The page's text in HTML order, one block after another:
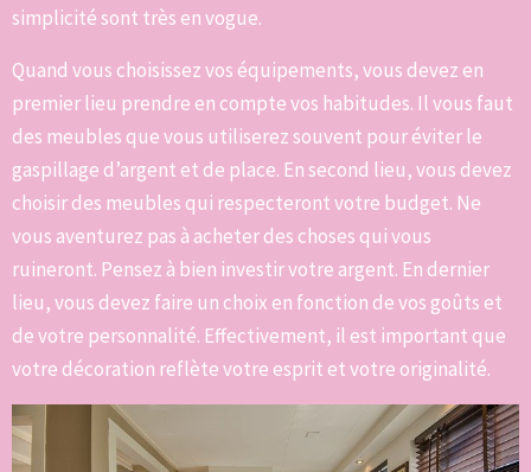
simplicité sont très en vogue.
Quand vous choisissez vos équipements, vous devez en
premier lieu prendre en compte vos habitudes. Il vous faut
des meubles que vous utiliserez souvent pour éviter le
gaspillage d’argent et de place. En second lieu, vous devez
choisir des meubles qui respecteront votre budget. Ne
vous aventurez pas à acheter des choses qui vous
ruineront. Pensez à bien investir votre argent. En dernier
lieu, vous devez faire un choix en fonction de vos goûts et
de votre personnalité. Effectivement, il est important que
votre décoration reflète votre esprit et votre originalité.